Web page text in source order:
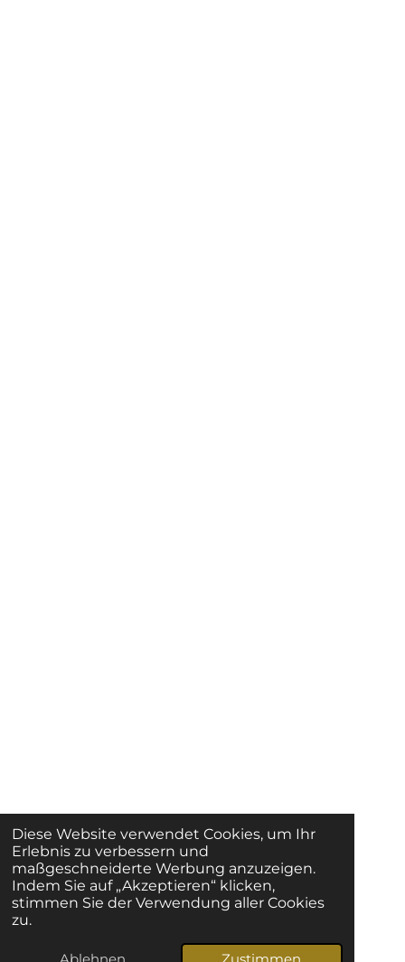
Diese Website verwendet Cookies, um Ihr
Erlebnis zu verbessern und
maßgeschneiderte Werbung anzuzeigen.
Indem Sie auf „Akzeptieren“ klicken,
stimmen Sie der Verwendung aller Cookies
zu.